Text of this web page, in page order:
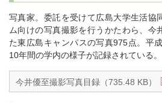
写真家。委託を受けて広島大学生活協
ム向けの写真撮影を行うかたわら、今
た東広島キャンパスの写真975点。平
10年間の学内の様子が記録されている。
今井優至撮影写真目録（735.48 KB）